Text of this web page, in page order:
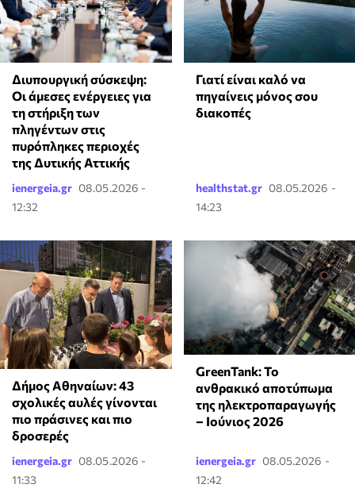
Διυπουργική σύσκεψη:
Οι άμεσες ενέργειες για
τη στήριξη των
πληγέντων στις
πυρόπληκες περιοχές
της Δυτικής Αττικής
ienergeia.gr 08.05.2026 -
12:32
Γιατί είναι καλό να
πηγαίνεις μόνος σου
διακοπές
healthstat.gr 08.05.2026 -
14:23
Δήμος Αθηναίων: 43
σχολικές αυλές γίνονται
πιο πράσινες και πιο
δροσερές
ienergeia.gr 08.05.2026 -
11:33
GreenTank: Το
ανθρακικό αποτύπωμα
της ηλεκτροπαραγωγής
– Ιούνιος 2026
ienergeia.gr 08.05.2026 -
12:42